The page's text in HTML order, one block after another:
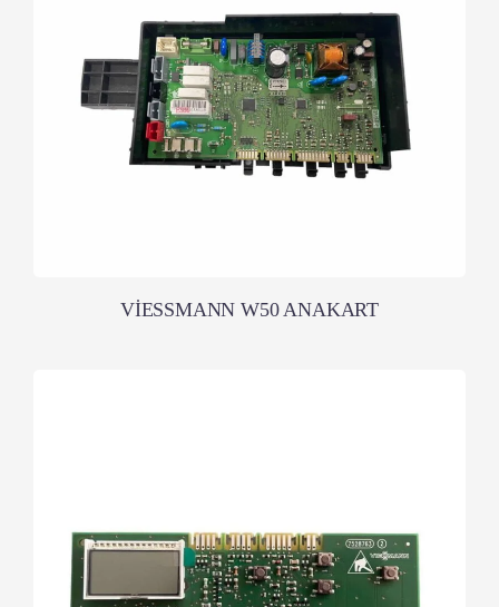
VİESSMANN W50 ANAKART